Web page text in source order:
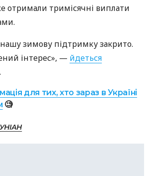
отримали тримісячні виплати
зимову підтримку закрито.
інтерес», — йдеться
для тих, хто зараз в Україні
🧐
УНІАН